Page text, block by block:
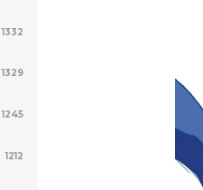
1332
1329
1245
1212